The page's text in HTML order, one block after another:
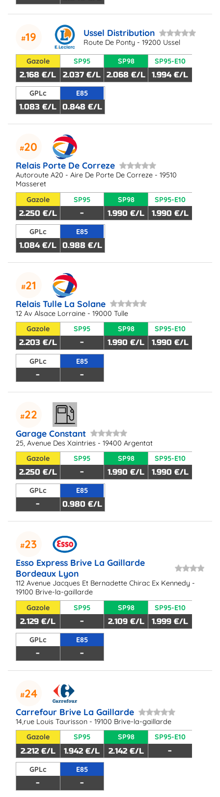
19 Ussel Distribution
Route De Ponty - 19200 Ussel
Gazole
2.168 €/L
SP95
2.037 €/L
SP98
2.068 €/L
SP95-E10
1.994 €/L
GPLc
1.083 €/L
E85
0.848 €/L
20
Relais Porte De Correze
Autoroute A20 - Aire De Porte De Correze - 19510
Masseret
Gazole
2.250 €/L
SP95
-
SP98
1.990 €/L
SP95-E10
1.990 €/L
GPLc
1.084 €/L
E85
0.988 €/L
21
Relais Tulle La Solane
12 Av Alsace Lorraine - 19000 Tulle
Gazole
2.203 €/L
SP95
-
SP98
1.990 €/L
SP95-E10
1.990 €/L
GPLc
-
E85
-
22
Garage Constant
25, Avenue Des Xaintries - 19400 Argentat
Gazole
2.250 €/L
SP95
-
SP98
1.990 €/L
SP95-E10
1.990 €/L
GPLc
-
E85
0.980 €/L
23
Esso Express Brive La Gaillarde
Bordeaux Lyon
112 Avenue Jacques Et Bernadette Chirac Ex Kennedy -
19100 Brive-la-gaillarde
Gazole
2.129 €/L
SP95
-
SP98
2.109 €/L
SP95-E10
1.999 €/L
GPLc
-
E85
-
24
Carrefour Brive La Gaillarde
14,rue Louis Taurisson - 19100 Brive-la-gaillarde
Gazole
2.212 €/L
SP95
1.942 €/L
SP98
2.142 €/L
SP95-E10
-
GPLc
-
E85
-